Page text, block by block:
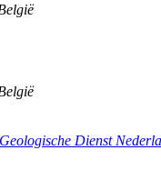
Dienst